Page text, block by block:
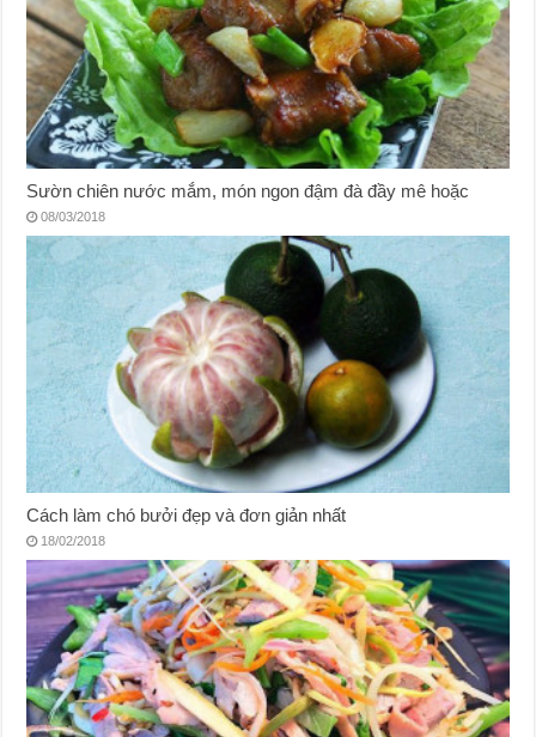
Sườn chiên nước mắm, món ngon đậm đà đầy mê hoặc
08/03/2018
Cách làm chó bưởi đẹp và đơn giản nhất
18/02/2018